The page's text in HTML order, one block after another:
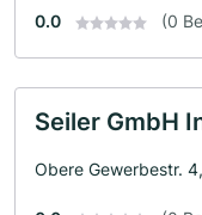
0.0 (0
Seiler GmbH
Obere Gewerbestr.